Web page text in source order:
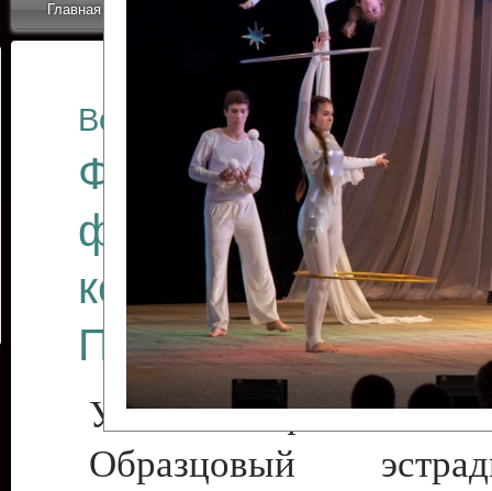
Главная Коллективы Новости
ОТЧЕТЫ ГКЦ
Все отчеты
Финал
фестиваля
коллективов
Приднестровского
Участники фестиваля:
Образцовый